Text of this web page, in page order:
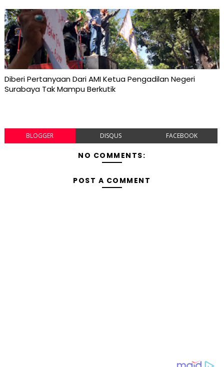
Diberi Pertanyaan Dari AMI Ketua Pengadilan Negeri
Surabaya Tak Mampu Berkutik
BLOGGER DISQUS FACEBOOK
NO COMMENTS:
POST A COMMENT